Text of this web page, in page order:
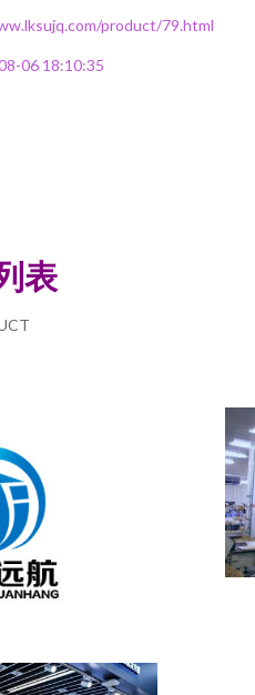
product/79.html
06 18:10:35
表